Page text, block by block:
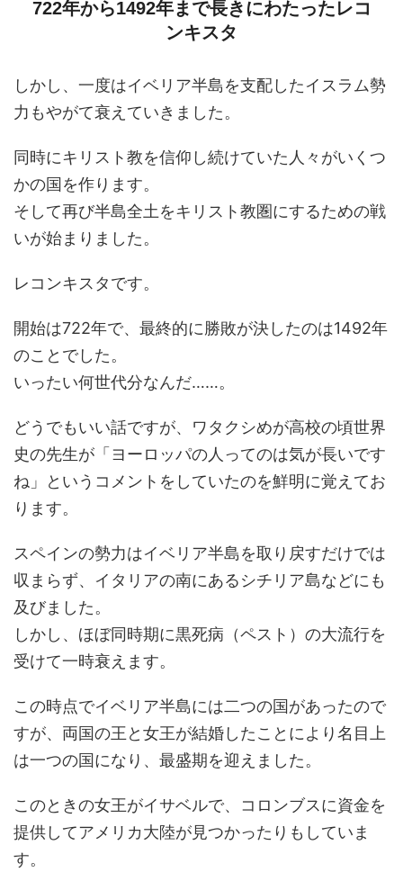
722年から1492年まで長きにわたったレコ
ンキスタ
しかし、一度はイベリア半島を支配したイスラム勢
力もやがて衰えていきました。
同時にキリスト教を信仰し続けていた人々がいくつ
かの国を作ります。
そして再び半島全土をキリスト教圏にするための戦
いが始まりました。
レコンキスタです。
開始は722年で、最終的に勝敗が決したのは1492年
のことでした。
いったい何世代分なんだ……。
どうでもいい話ですが、ワタクシめが高校の頃世界
史の先生が「ヨーロッパの人ってのは気が長いです
ね」というコメントをしていたのを鮮明に覚えてお
ります。
スペインの勢力はイベリア半島を取り戻すだけでは
収まらず、イタリアの南にあるシチリア島などにも
及びました。
しかし、ほぼ同時期に黒死病（ペスト）の大流行を
受けて一時衰えます。
この時点でイベリア半島には二つの国があったので
すが、両国の王と女王が結婚したことにより名目上
は一つの国になり、最盛期を迎えました。
このときの女王がイサベルで、コロンブスに資金を
提供してアメリカ大陸が見つかったりもしていま
す。